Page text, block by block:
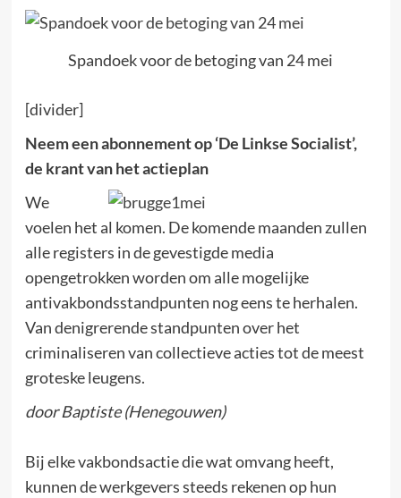
Spandoek voor de betoging van 24 mei
[divider]
Neem een abonnement op ‘De Linkse Socialist’,
de krant van het actieplan
We
voelen het al komen. De komende maanden zullen
alle registers in de gevestigde media
opengetrokken worden om alle mogelijke
antivakbondsstandpunten nog eens te herhalen.
Van denigrerende standpunten over het
criminaliseren van collectieve acties tot de meest
groteske leugens.
door Baptiste (Henegouwen)
Bij elke vakbondsactie die wat omvang heeft,
kunnen de werkgevers steeds rekenen op hun